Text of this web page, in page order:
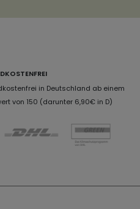
in Deutschland ab einem
von 150 (darunter 6,90€ in D)